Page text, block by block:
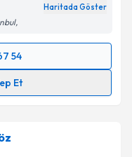
belirtilen
ediyorum.
Gönder
Haritada Göster
54
Et
posta ile